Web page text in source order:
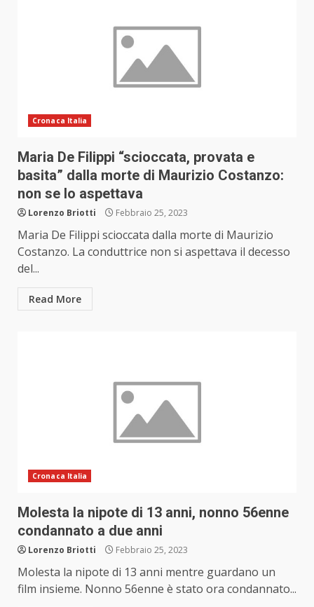
Cronaca Italia
Maria De Filippi “scioccata, provata e
basita” dalla morte di Maurizio Costanzo:
non se lo aspettava
Lorenzo Briotti Febbraio 25, 2023
Maria De Filippi scioccata dalla morte di Maurizio
Costanzo. La conduttrice non si aspettava il decesso
del...
Read More
Cronaca Italia
Molesta la nipote di 13 anni, nonno 56enne
condannato a due anni
Lorenzo Briotti Febbraio 25, 2023
Molesta la nipote di 13 anni mentre guardano un
film insieme. Nonno 56enne è stato ora condannato...